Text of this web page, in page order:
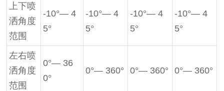
上下喷
洒角度
范围
-10°— 4
5°
-10°— 4
5°
-10°— 4
5°
-10°— 4
5°
左右喷
洒角度
范围
0°— 36
0°
0°— 360° 0°— 360° 0°— 360°